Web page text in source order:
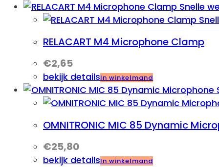
Snelle
RELACART M4 Microphone Clamp
€2,65
bekijk detailsIn winkelmand
OMNITRONIC MIC 85 Dynamic
€25,80
bekijk detailsIn winkelmand